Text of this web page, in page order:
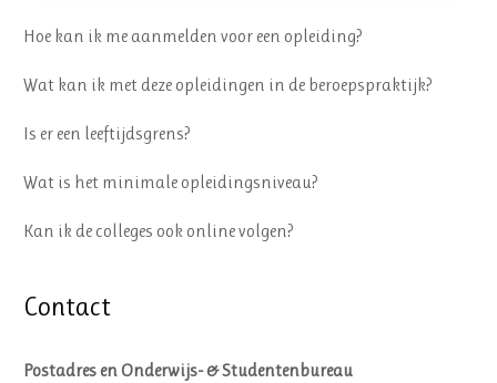
Hoe kan ik me aanmelden voor een opleiding?
Wat kan ik met deze opleidingen in de beroepspraktijk?
Is er een leeftijdsgrens?
Wat is het minimale opleidingsniveau?
Kan ik de colleges ook online volgen?
Contact
Postadres en Onderwijs- & Studentenbureau